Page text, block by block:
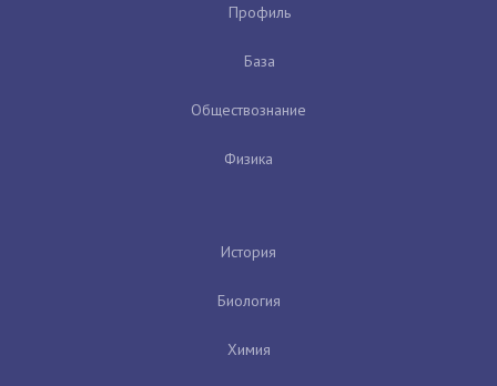
Профиль
База
Обществознание
Физика
История
Биология
Химия